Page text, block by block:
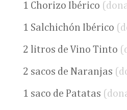
1 Chorizo Ibérico
1 Salchichón Ibérico
2 litros de Vino Tinto
2 sacos de Naranjas
1 saco de Patatas